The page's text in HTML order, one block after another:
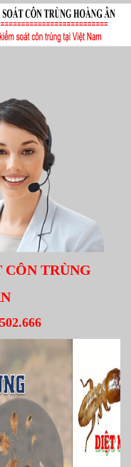
TRÙNG